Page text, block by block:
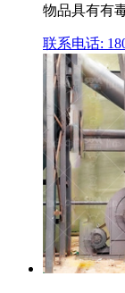
物品具有有
联系电话: